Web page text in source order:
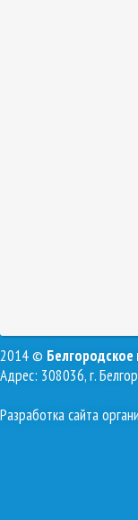
2014 ©
Адрес: 308036, г.
Разработка сайта